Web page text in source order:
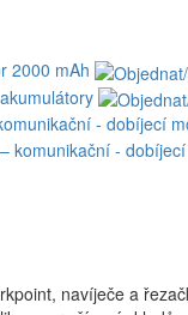
2000 mAh
- dobíjecí
navíječe a